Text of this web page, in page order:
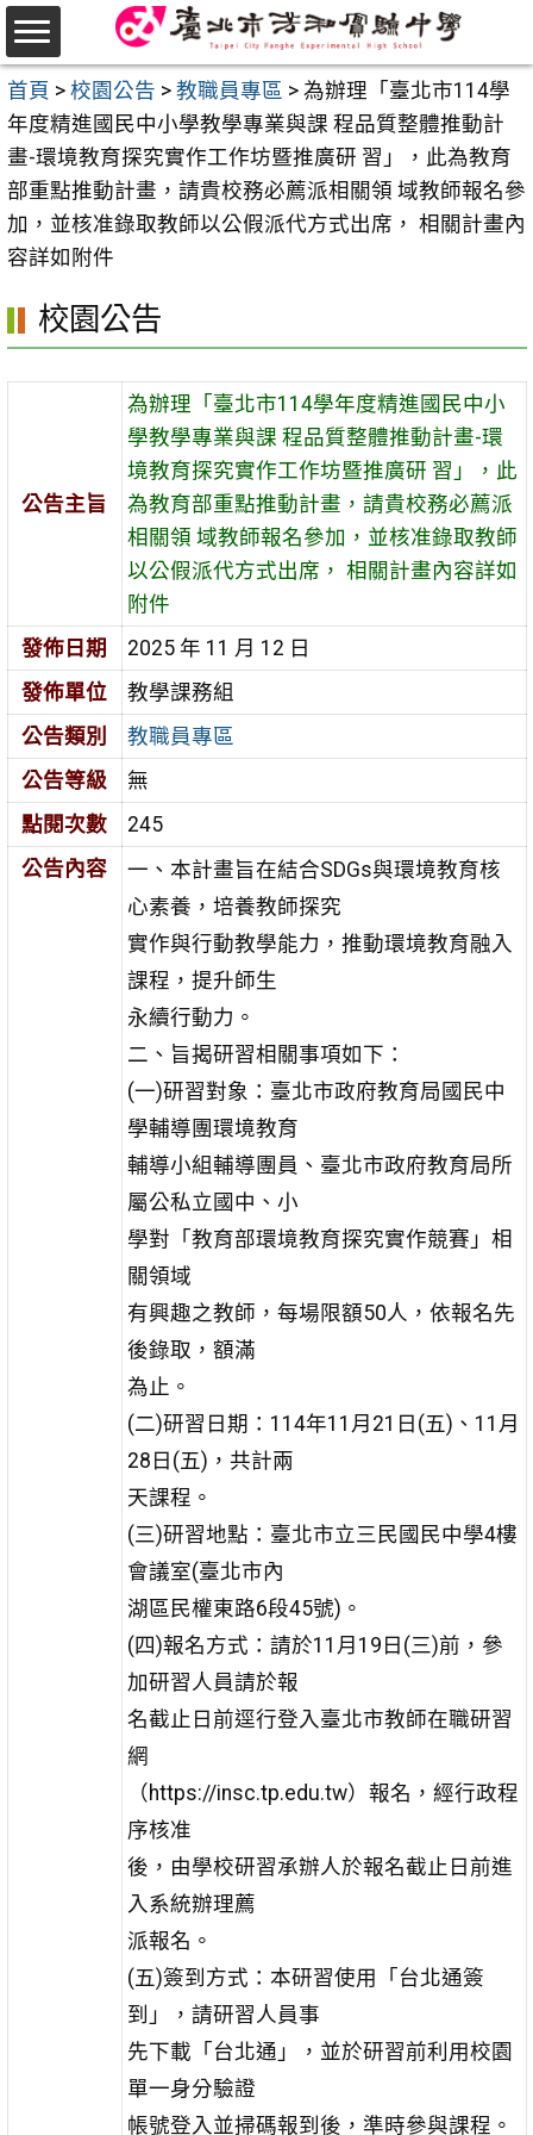
跳
至
主
要
內
容
區
首頁 > 校園公告 > 教職員專區 > 為辦理「臺北市114學
年度精進國民中小學教學專業與課 程品質整體推動計
畫-環境教育探究實作工作坊暨推廣研 習」，此為教育
部重點推動計畫，請貴校務必薦派相關領 域教師報名參
加，並核准錄取教師以公假派代方式出席， 相關計畫內
容詳如附件
校園公告
公告主旨
為辦理「臺北市114學年度精進國民中小
學教學專業與課 程品質整體推動計畫-環
境教育探究實作工作坊暨推廣研 習」，此
為教育部重點推動計畫，請貴校務必薦派
相關領 域教師報名參加，並核准錄取教師
以公假派代方式出席， 相關計畫內容詳如
附件
發佈日期
2025 年 11 月 12 日
發佈單位
教學課務組
公告類別
教職員專區
公告等級
無
點閱次數
245
公告內容
一、本計畫旨在結合SDGs與環境教育核
心素養，培養教師探究
實作與行動教學能力，推動環境教育融入
課程，提升師生
永續行動力。
二、旨揭研習相關事項如下：
(一)研習對象：臺北市政府教育局國民中
學輔導團環境教育
輔導小組輔導團員、臺北市政府教育局所
屬公私立國中、小
學對「教育部環境教育探究實作競賽」相
關領域
有興趣之教師，每場限額50人，依報名先
後錄取，額滿
為止。
(二)研習日期：114年11月21日(五)、11月
28日(五)，共計兩
天課程。
(三)研習地點：臺北市立三民國民中學4樓
會議室(臺北市內
湖區民權東路6段45號)。
(四)報名方式：請於11月19日(三)前，參
加研習人員請於報
名截止日前逕行登入臺北市教師在職研習
網
（https://insc.tp.edu.tw）報名，經行政程
序核准
後，由學校研習承辦人於報名截止日前進
入系統辦理薦
派報名。
(五)簽到方式：本研習使用「台北通簽
到」，請研習人員事
先下載「台北通」，並於研習前利用校園
單一身分驗證
帳號登入並掃碼報到後，準時參與課程。
選
單